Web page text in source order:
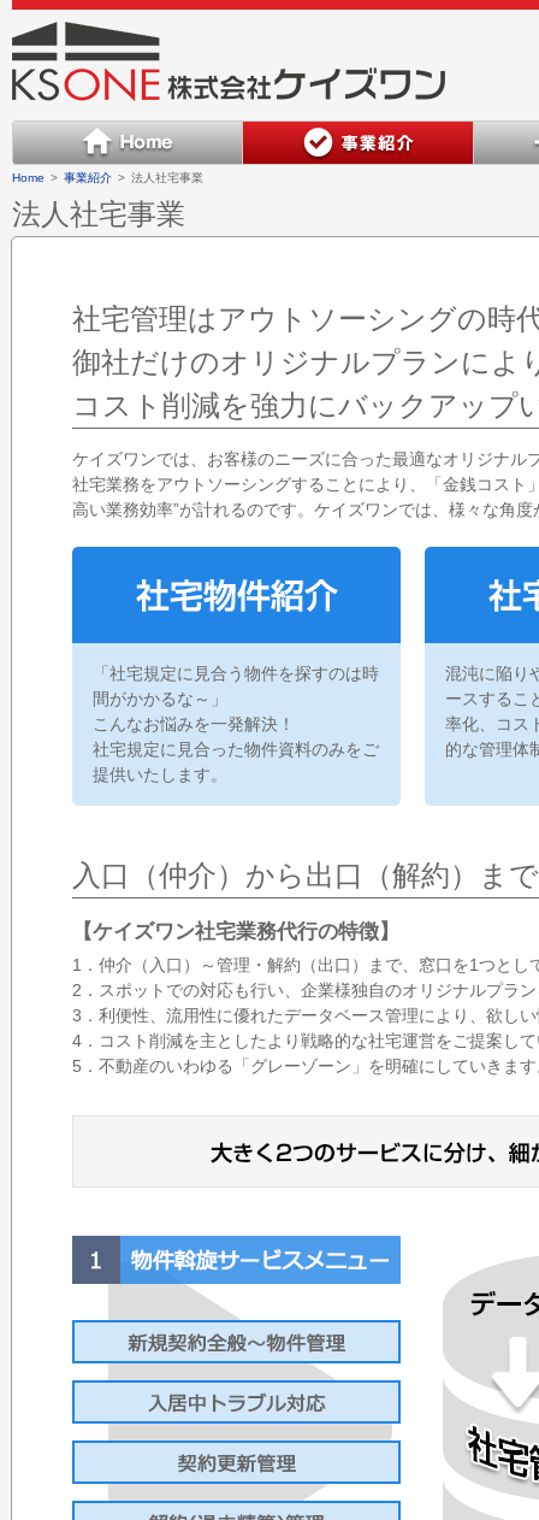
Home > 事業紹介 > 法人社宅事業
法人社宅事業
社宅管理はアウトソーシングの時
御社だけのオリジナルプランによ
コスト削減を強力にバックアップ
ケイズワンでは、お客様のニーズに合った最適なオリジナ
社宅業務をアウトソーシングすることにより、「金銭コス
高い業務効率”が計れるのです。ケイズワンでは、様々な角
「社宅規定に見合う物件を探すのは時
間がかかるな～」
こんなお悩みを一発解決！
社宅規定に見合った物件資料のみをご
提供いたします。
混沌に陥り
ースするこ
率化、コス
的な管理体
入口（仲介）から出口（解約）ま
【ケイズワン社宅業務代行の特徴】
1．仲介（入口）～管理・解約（出口）まで、窓口を1つとし
2．スポットでの対応も行い、企業様独自のオリジナルプラ
3．利便性、流用性に優れたデータベース管理により、欲し
4．コスト削減を主としたより戦略的な社宅運営をご提案し
5．不動産のいわゆる「グレーゾーン」を明確にしていきま